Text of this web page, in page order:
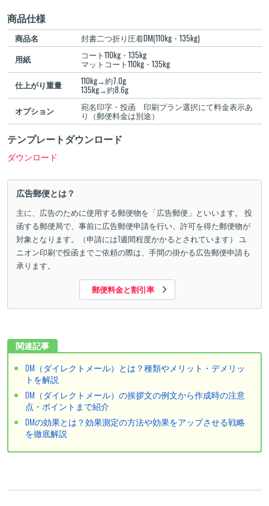
商品仕様
商品名
封書二つ折り圧着DM(110kg・135kg)
用紙
コート110kg・135kg
マットコート110kg・135kg
仕上がり重量
110kg→約7.0g
135kg→約8.6g
オプション
宛名印字・投函 印刷プラン選択にて料金表示あ
り（郵便料金は別途）
テンプレートダウンロード
ダウンロード
広告郵便とは？
主に、広告のために使用する郵便物を「広告郵便」といいます。 投
函する郵便局で、事前に広告郵便申請を行い、許可を得た郵便物が
対象となります。（申請には1週間程度かかるとされています） ユ
ニオン印刷で投函までご依頼の際は、手間の掛かる広告郵便申請も
承ります。
郵便料金と割引率
関連記事
DM（ダイレクトメール）とは？種類やメリット・デメリッ
トを解説
DM（ダイレクトメール）の挨拶文の例文から作成時の注意
点・ポイントまで紹介
DMの効果とは？効果測定の方法や効果をアップさせる戦略
を徹底解説